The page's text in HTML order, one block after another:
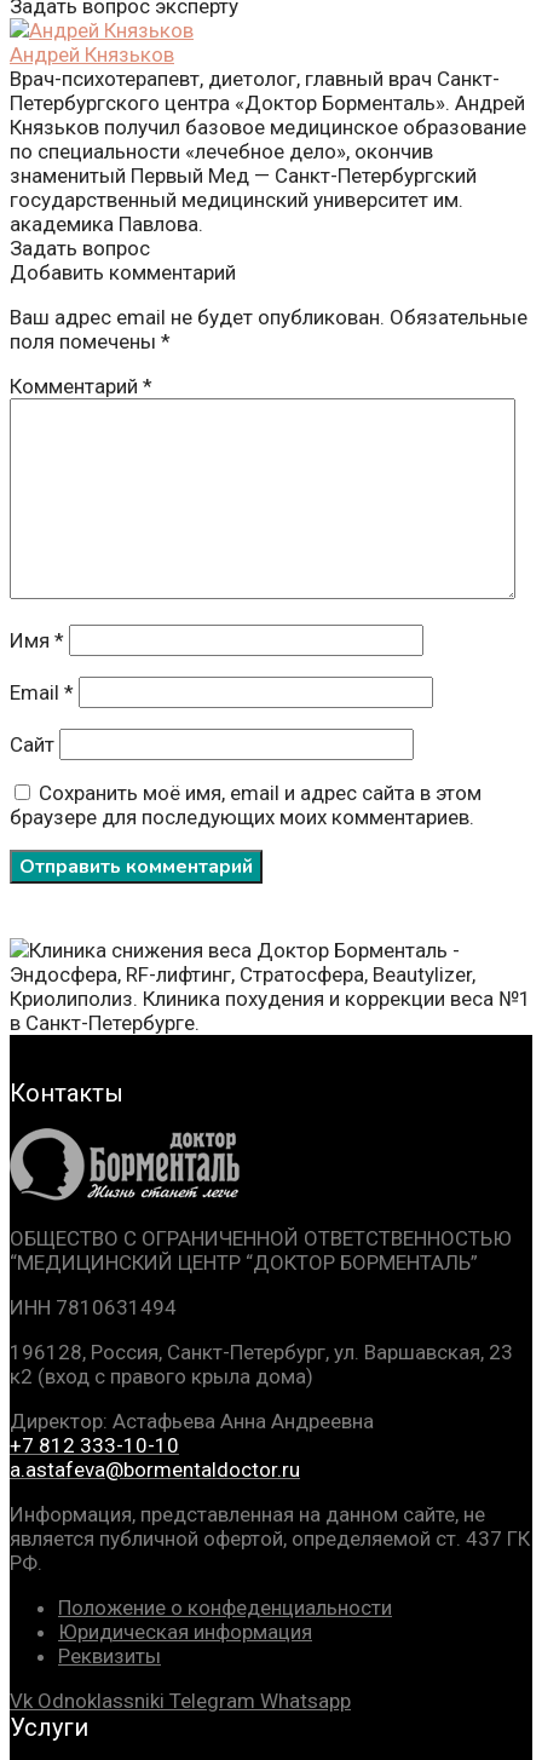
Задать вопрос эксперту
Андрей Князьков
Врач-психотерапевт, диетолог, главный врач Санкт-
Петербургского центра «Доктор Борменталь». Андрей
Князьков получил базовое медицинское образование
по специальности «лечебное дело», окончив
знаменитый Первый Мед — Санкт-Петербургский
государственный медицинский университет им.
академика Павлова.
Задать вопрос
Добавить комментарий
Ваш адрес email не будет опубликован. Обязательные
поля помечены *
Комментарий *
Имя *
Email *
Сайт
Сохранить моё имя, email и адрес сайта в этом
браузере для последующих моих комментариев.
Контакты
ОБЩЕСТВО С ОГРАНИЧЕННОЙ ОТВЕТСТВЕННОСТЬЮ
“МЕДИЦИНСКИЙ ЦЕНТР “ДОКТОР БОРМЕНТАЛЬ”
ИНН 7810631494
196128, Россия, Санкт-Петербург, ул. Варшавская, 23
к2 (вход с правого крыла дома)
Директор: Астафьева Анна Андреевна
+7 812 333-10-10
a.astafeva@bormentaldoctor.ru
Информация, представленная на данном сайте, не
является публичной офертой, определяемой ст. 437 ГК
РФ.
Положение о конфеденциальности
Юридическая информация
Реквизиты
Vk Odnoklassniki Telegram Whatsapp
Услуги